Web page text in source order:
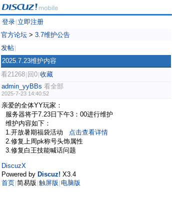
登录 立即注册
官方论坛 > 3.7维护公告
发帖
2025.7.23维护内容
看21268 回0 收藏
admin_yyBBs 看全部
2025-7-23 14:40:52
亲爱的全体YY玩家：
服务器将于7.23日下午3：00进行维护
维护内容如下：
1.开放暑期福袋活动 点击查看详情
2.修复上周pk称号头饰属性
3.修复白王技能喊话问题
DiscuzX
Powered by Discuz! X3.4
首页 简易版 触屏版 电脑版